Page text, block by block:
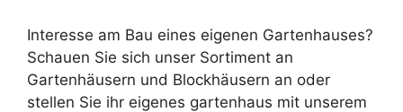
Interesse am Bau eines eigenen Gartenhauses?
Schauen Sie sich unser Sortiment an
Gartenhäusern und Blockhäusern an oder
stellen Sie ihr eigenes gartenhaus mit unserem